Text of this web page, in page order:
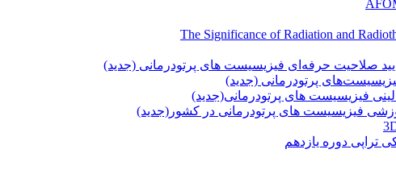
صلاحیت حرفه‌ای فیزیسیست های پرتودرمانی (جدید)
پرتودرمانی (جدید)
فیزیسیست های پرتودرمانی(جدید)
فیزیسیست های پرتودرمانی در کشور(جدید)
تراپی دوره یازدهم